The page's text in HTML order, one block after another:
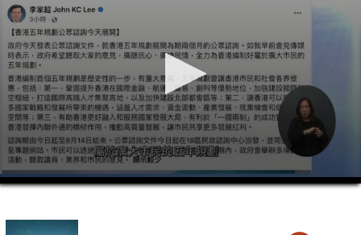
0
seconds
minutes,